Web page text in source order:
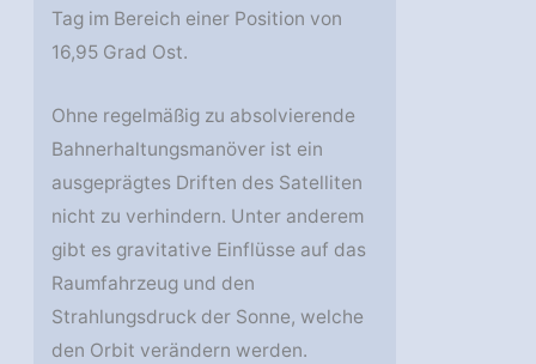
Tag im Bereich einer Position von
16,95 Grad Ost.
Ohne regelmäßig zu absolvierende
Bahnerhaltungsmanöver ist ein
ausgeprägtes Driften des Satelliten
nicht zu verhindern. Unter anderem
gibt es gravitative Einflüsse auf das
Raumfahrzeug und den
Strahlungsdruck der Sonne, welche
den Orbit verändern werden.